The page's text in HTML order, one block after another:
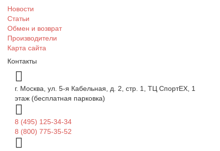
Новости
Статьи
Обмен и возврат
Производители
Карта сайта
Контакты
г. Москва, ул. 5-я Кабельная, д. 2, стр. 1, ТЦ СпортEX, 1
этаж (бесплатная парковка)
8 (495) 125-34-34
8 (800) 775-35-52